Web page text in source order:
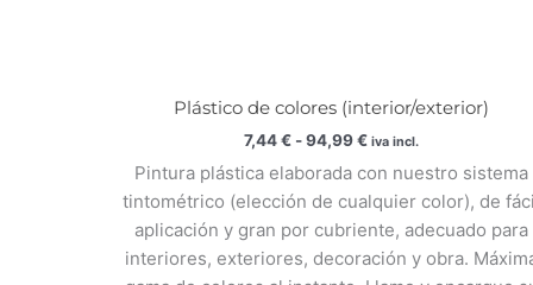
Plástico de colores (interior/exterior)
7,44€ -94,99€ iva incl.
Pintura plástica elaborada con nuestro sistema
tintométrico (elección de cualquier color), de
aplicación y gran por cubriente, adecuado para
interiores, exteriores, decoración y obra.